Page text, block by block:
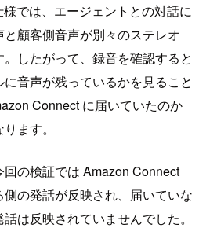
では、エージェントとの対話に
顧客側音声が別々のステレオ
したがって、録音を確認すると
音声が残っているかを見ること
Connect に届いていたのか
ます。
の検証では Amazon Connect
の発話が反映され、届いていな
は反映されていませんでした。